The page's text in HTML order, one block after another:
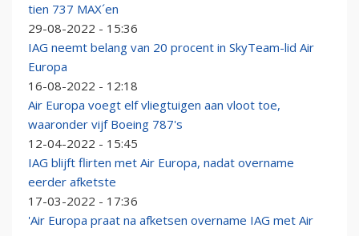
tien 737 MAX´en
29-08-2022 - 15:36
IAG neemt belang van 20 procent in SkyTeam-lid Air
Europa
16-08-2022 - 12:18
Air Europa voegt elf vliegtuigen aan vloot toe,
waaronder vijf Boeing 787's
12-04-2022 - 15:45
IAG blijft flirten met Air Europa, nadat overname
eerder afketste
17-03-2022 - 17:36
'Air Europa praat na afketsen overname IAG met Air